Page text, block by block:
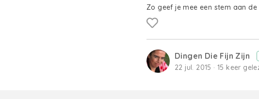
Zo geef je mee een stem aan
Dingen Die Fijn Zijn
22 jul. 2015 · 15 keer